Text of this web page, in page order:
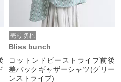
売り切れ
Bliss bunch
コットンドビーストライプ前後
差バックギャザーシャツ(グリー
ンストライプ)